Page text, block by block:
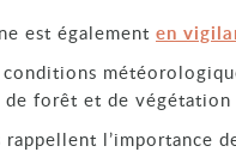
est également en
de forêt et de végétation
l’importance